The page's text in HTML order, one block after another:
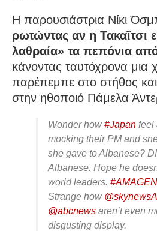
Η παρουσιάστρια Νίκι
ρωτώντας αν η Τακαΐτσι
λαθραία» τα πεπόνια
κάνοντας ταυτόχρονα μια
παρέπεμπε στο στήθος
στην ηθοποιό Πάμελα
Wonder how#Japan feel
mocking their PM and
she gave to Albanese?
Albanese. Hope he
world leaders.
Strange how
@abcnews aren’t even
disgusting display.